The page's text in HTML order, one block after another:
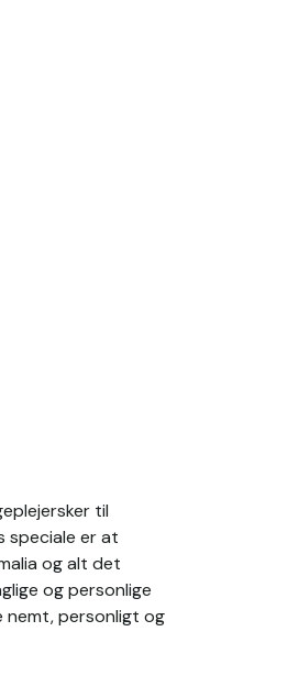
til
speciale er at
og alt det
og personlige
nemt, personligt og